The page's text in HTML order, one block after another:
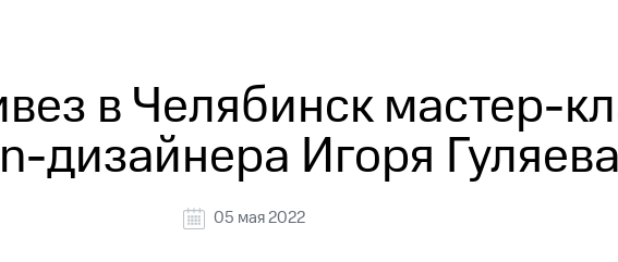
в Челябинск мастер-
дизайнера Игоря Гуляева
05 мая 2022